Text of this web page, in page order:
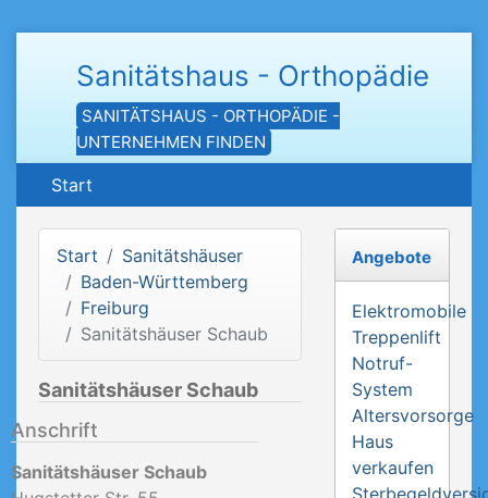
Sanitätshaus - Orthopädie
SANITÄTSHAUS - ORTHOPÄDIE -
UNTERNEHMEN FINDEN
Start
Start
Sanitätshäuser
Baden-Württemberg
Freiburg
Sanitätshäuser Schaub
Sanitätshäuser Schaub
Anschrift
Sanitätshäuser Schaub
Angebote
Elektromobile
Treppenlift
Notruf-
System
Altersvorsorge
Haus
verkaufen